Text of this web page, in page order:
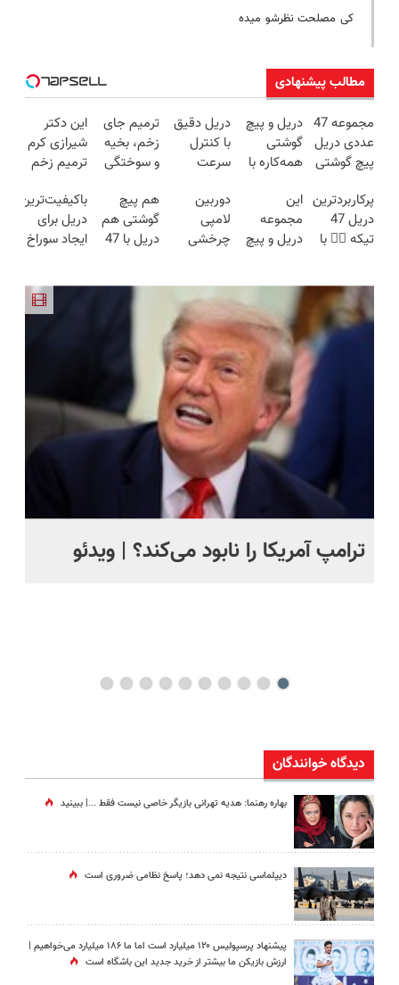
کی مصلحت نظرشو میده
مطالب پیشنهادی
مجموعه 47
عددی دریل
پیچ گوشتی
(تخفیف به
مدت
محدود)
دریل و پیچ
گوشتی
همه‌کاره با
هوشمند ⚙️
(نصف
قیمت بازار
دریل دقیق
با کنترل
سرعت
(مجموعه
47عددی +
تخفیف
ترمیم جای
زخم، بخیه
و سوختگی
هفته!!😍
این دکتر
شیرازی کرم
ترمیم زخم
ساخت!!!
پرکاربردترین
دریل 47
تیکه 👈🏻 با
این
مجموعه
دریل و پیچ
نصف قیمت
بخر!😉
دوربین
لامپی
چرخشی
حراج شد🔥
پرداخت
درب منزل
هم پیچ
گوشتی هم
دریل با 47
تخفیف داره
باکیفیت‌ترین
دریل برای
ایجاد سوراخ
ترامپ آمریکا را نابود می‌کند؟ | ویدئو
دیدگاه خوانندگان
بهاره رهنما: هدیه تهرانی بازیگر خاصی نیست فقط ...|‌ ببینید
دیپلماسی نتیجه‌ نمی دهد؛ پاسخ نظامی ضروری است
پیشنهاد پرسپولیس ۱۲۰ میلیارد است اما ما ۱۸۶ میلیارد می‌خواهیم |
ارزش بازیکن ما بیشتر از خرید جدید این باشگاه است